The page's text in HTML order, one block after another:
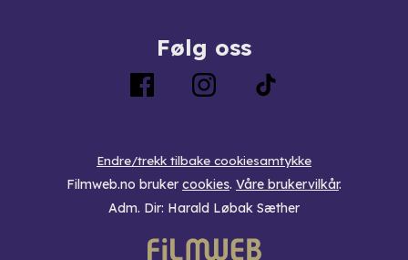
Følg oss
Endre/trekk tilbake cookiesamtykke
Filmweb.no bruker cookies. Våre brukervilkår.
Adm. Dir: Harald Løbak Sæther